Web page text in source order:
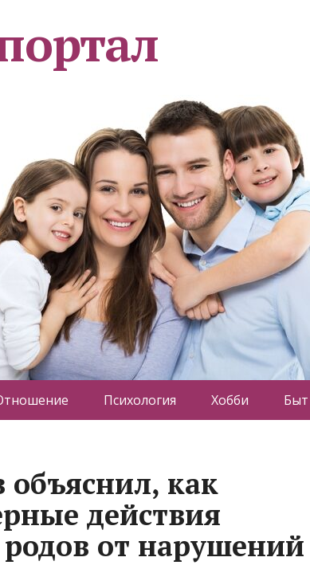
Психология Хобби Быт
как
действия
от нарушений